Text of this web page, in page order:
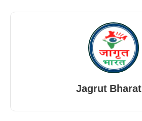
Jagrut Bharat